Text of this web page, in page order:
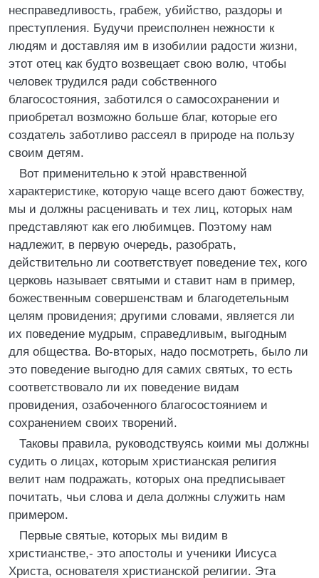
несправедливость, грабеж, убийство, раздоры и
преступления. Будучи преисполнен нежности к
людям и доставляя им в изобилии радости жизни,
этот отец как будто возвещает свою волю, чтобы
человек трудился ради собственного
благосостояния, заботился о самосохранении и
приобретал возможно больше благ, которые его
создатель заботливо рассеял в природе на пользу
своим детям.
Вот применительно к этой нравственной
характеристике, которую чаще всего дают божеству,
мы и должны расценивать и тех лиц, которых нам
представляют как его любимцев. Поэтому нам
надлежит, в первую очередь, разобрать,
действительно ли соответствует поведение тех, кого
церковь называет святыми и ставит нам в пример,
божественным совершенствам и благодетельным
целям провидения; другими словами, является ли
их поведение мудрым, справедливым, выгодным
для общества. Во-вторых, надо посмотреть, было ли
это поведение выгодно для самих святых, то есть
соответствовало ли их поведение видам
провидения, озабоченного благосостоянием и
сохранением своих творений.
Таковы правила, руководствуясь коими мы должны
судить о лицах, которым христианская религия
велит нам подражать, которых она предписывает
почитать, чьи слова и дела должны служить нам
примером.
Первые святые, которых мы видим в
христианстве,- это апостолы и ученики Иисуса
Христа, основателя христианской религии. Эта